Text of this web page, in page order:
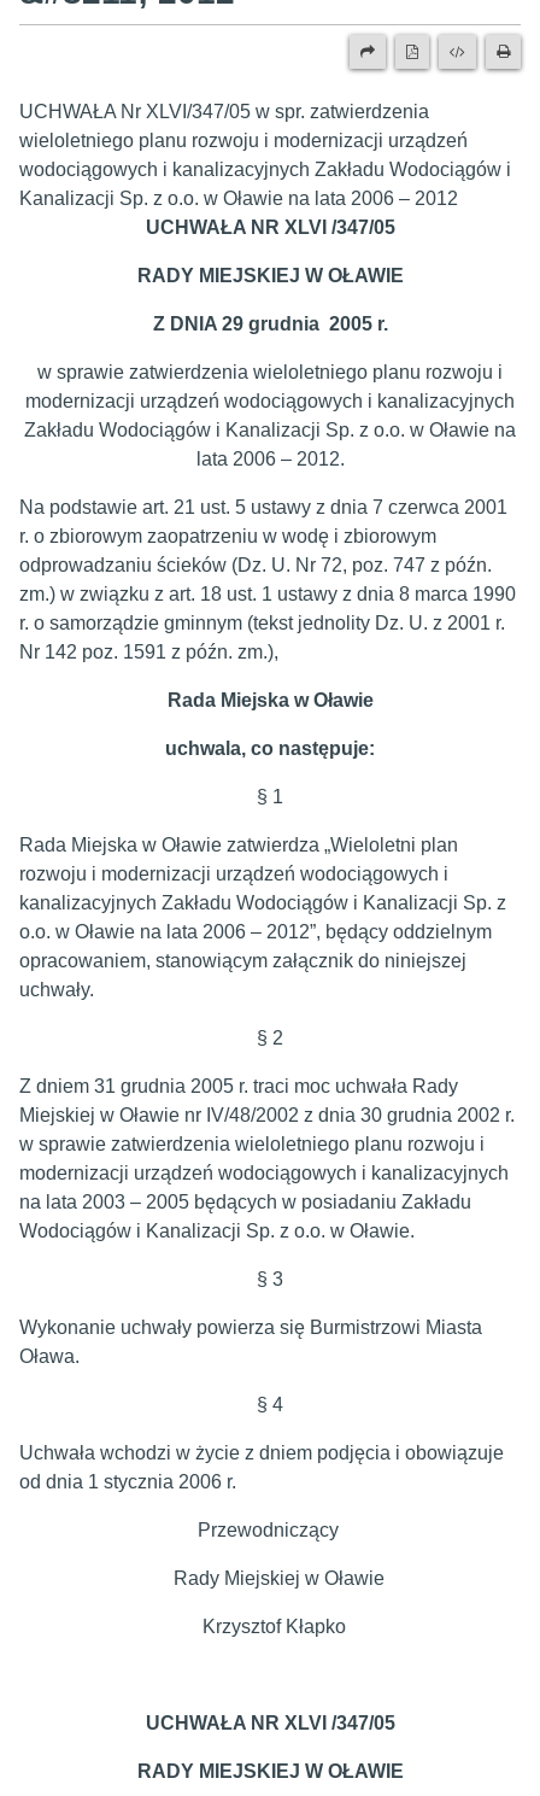
UCHWAŁA Nr XLVI/347/05 w spr. zatwierdzenia
wieloletniego planu rozwoju i modernizacji urządzeń
wodociągowych i kanalizacyjnych Zakładu Wodociągów i
Kanalizacji Sp. z o.o. w Oławie na lata 2006 – 2012
UCHWAŁA NR XLVI /347/05
RADY MIEJSKIEJ W OŁAWIE
Z DNIA 29 grudnia 2005 r.
w sprawie zatwierdzenia wieloletniego planu rozwoju i
modernizacji urządzeń wodociągowych i kanalizacyjnych
Zakładu Wodociągów i Kanalizacji Sp. z o.o. w Oławie na
lata 2006 – 2012.
Na podstawie art. 21 ust. 5 ustawy z dnia 7 czerwca 2001
r. o zbiorowym zaopatrzeniu w wodę i zbiorowym
odprowadzaniu ścieków (Dz. U. Nr 72, poz. 747 z późn.
zm.) w związku z art. 18 ust. 1 ustawy z dnia 8 marca 1990
r. o samorządzie gminnym (tekst jednolity Dz. U. z 2001 r.
Nr 142 poz. 1591 z późn. zm.),
Rada Miejska w Oławie
uchwala, co następuje:
§ 1
Rada Miejska w Oławie zatwierdza „Wieloletni plan
rozwoju i modernizacji urządzeń wodociągowych i
kanalizacyjnych Zakładu Wodociągów i Kanalizacji Sp. z
o.o. w Oławie na lata 2006 – 2012”, będący oddzielnym
opracowaniem, stanowiącym załącznik do niniejszej
uchwały.
§ 2
Z dniem 31 grudnia 2005 r. traci moc uchwała Rady
Miejskiej w Oławie nr IV/48/2002 z dnia 30 grudnia 2002 r.
w sprawie zatwierdzenia wieloletniego planu rozwoju i
modernizacji urządzeń wodociągowych i kanalizacyjnych
na lata 2003 – 2005 będących w posiadaniu Zakładu
Wodociągów i Kanalizacji Sp. z o.o. w Oławie.
§ 3
Wykonanie uchwały powierza się Burmistrzowi Miasta
Oława.
§ 4
Uchwała wchodzi w życie z dniem podjęcia i obowiązuje
od dnia 1 stycznia 2006 r.
Przewodniczący
Rady Miejskiej w Oławie
Krzysztof Kłapko
UCHWAŁA NR XLVI /347/05
RADY MIEJSKIEJ W OŁAWIE